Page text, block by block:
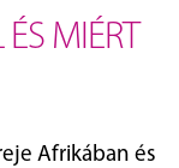
MIÉRT
Afrikában és